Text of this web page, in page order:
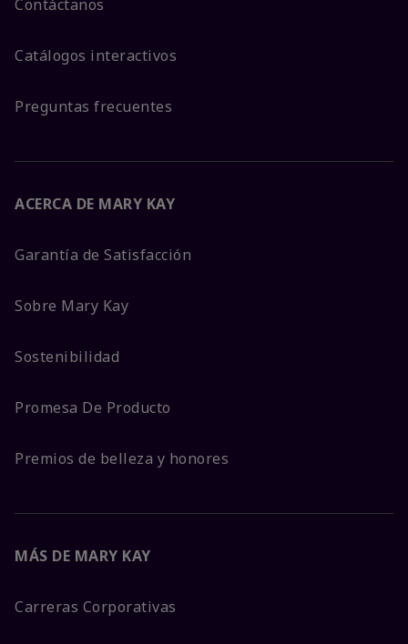
Contáctanos
Catálogos interactivos
Preguntas frecuentes
ACERCA DE MARY KAY
Garantía de Satisfacción
Sobre Mary Kay
Sostenibilidad
Promesa De Producto
Premios de belleza y honores
MÁS DE MARY KAY
Carreras Corporativas